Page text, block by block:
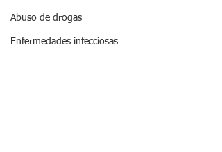
Abuso de drogas
Enfermedades infecciosas